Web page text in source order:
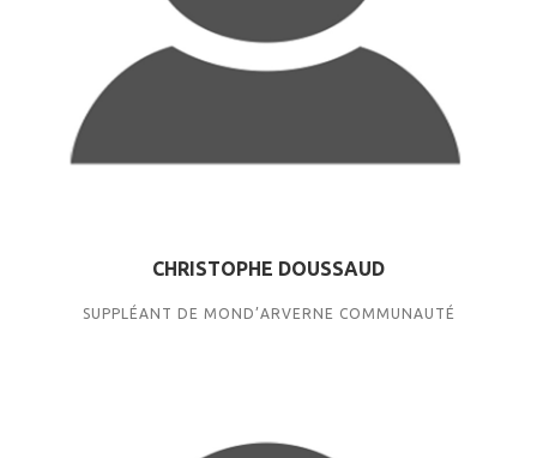
CHRISTOPHE DOUSSAUD
SUPPLÉANT DE MOND’ARVERNE COMMUNAUTÉ